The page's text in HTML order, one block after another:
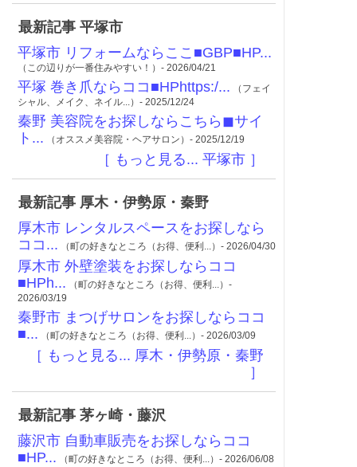
最新記事 平塚市
平塚市 リフォームならここ■GBP■HP...
（この辺りが一番住みやすい！）- 2026/04/21
平塚 巻き爪ならココ■HPhttps:/... （フェイ
シャル、メイク、ネイル...）- 2025/12/24
秦野 美容院をお探しならこちら◼︎サイ
ト... （オススメ美容院・ヘアサロン）- 2025/12/19
［ もっと見る... 平塚市 ］
最新記事 厚木・伊勢原・秦野
厚木市 レンタルスペースをお探しなら
ココ... （町の好きなところ（お得、便利...）- 2026/04/30
厚木市 外壁塗装をお探しならココ
■HPh... （町の好きなところ（お得、便利...）-
2026/03/19
秦野市 まつげサロンをお探しならココ
■... （町の好きなところ（お得、便利...）- 2026/03/09
［ もっと見る... 厚木・伊勢原・秦野
］
最新記事 茅ヶ崎・藤沢
藤沢市 自動車販売をお探しならココ
■HP... （町の好きなところ（お得、便利...）- 2026/06/08